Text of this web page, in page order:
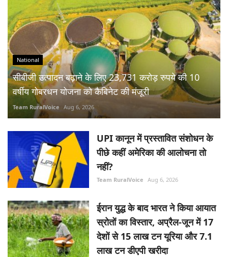
National
सीबीजी उत्पादन बढ़ाने के लिए 23,731 करोड़ रुपये की 10
वर्षीय गोबरधन योजना को कैबिनेट की मंजूरी
Team RuralVoice Aug 6, 2026
UPI कानून में प्रस्तावित संशोधन के
पीछे कहीं अमेरिका की आलोचना तो
नहीं?
Team RuralVoice Aug 6, 2026
ईरान युद्ध के बाद भारत ने किया आयात
स्रोतों का विस्तार, अप्रैल-जून में 17
देशों से 15 लाख टन यूरिया और 7.1
लाख टन डीएपी खरीदा